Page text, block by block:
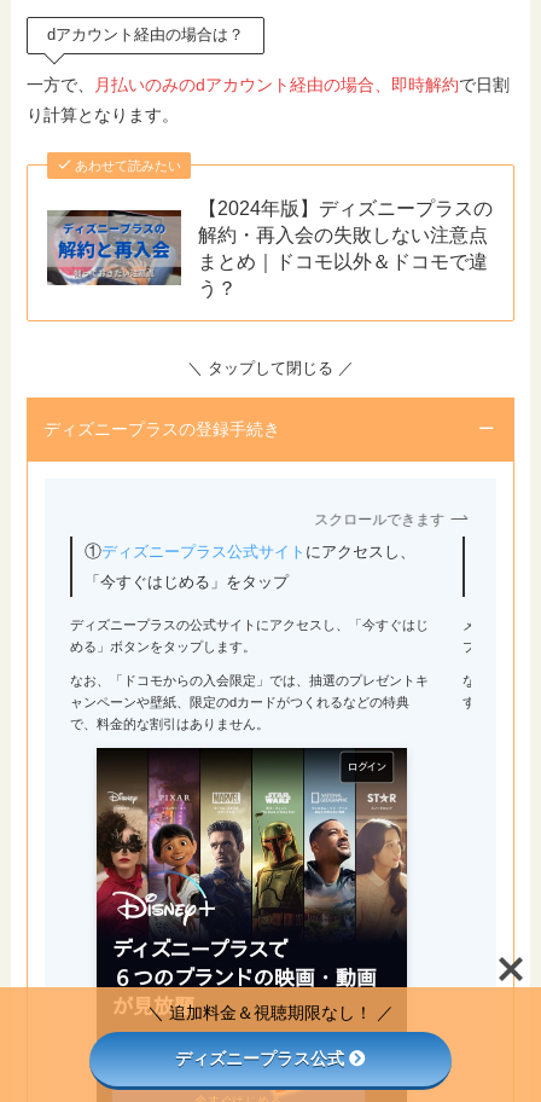
dアカウント経由の場合は？
一方で、 月払いのみのdアカウント経由の場合、即時解約で日割
り計算となります。
あわせて読みたい
【2024年版】ディズニープラスの
解約・再入会の失敗しない注意点
まとめ｜ドコモ以外＆ドコモで違
う？
＼ タップして閉じる ／
ディズニープラスの登録手続き
スクロールできます
①ディズニープラス公式サイト にアクセスし、
「今すぐはじめる」をタップ
ディズニープラスの公式サイトにアクセスし、「今すぐはじ
める」ボタンをタップします。
なお、「ドコモからの入会限定」では、抽選のプレゼントキ
ャンペーンや壁紙、限定のdカードがつくれるなどの特典
で、料金的な割引はありません。
メールアド
プします。
なお、登録
すが、通知
＼ 追加料金＆視聴期限なし！ ／
ディズニープラス公式